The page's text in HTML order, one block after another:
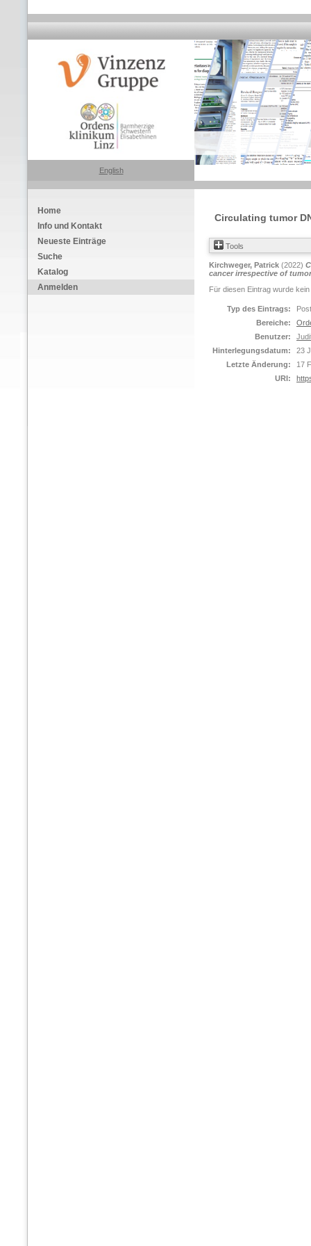
English
Home
Info und Kontakt
Neueste Einträge
Suche
Katalog
Anmelden
Circulating tumor
Tools
Kirchweger, Patrick (2022)
cancer irrespective of
Für diesen Eintrag wurde
Typ des Eintrags:
Bereiche:
Benutzer:
Hinterlegungsdatum:
23
Letzte Änderung:
17
URI: